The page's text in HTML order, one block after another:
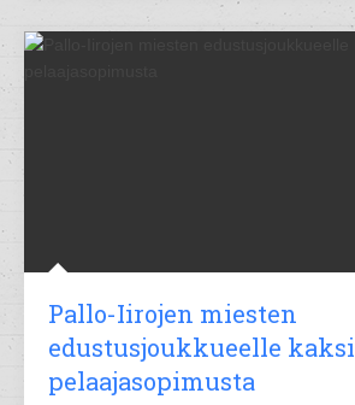
Pallo-Iirojen miesten
edustusjoukkueelle kaksi
pelaajasopimusta